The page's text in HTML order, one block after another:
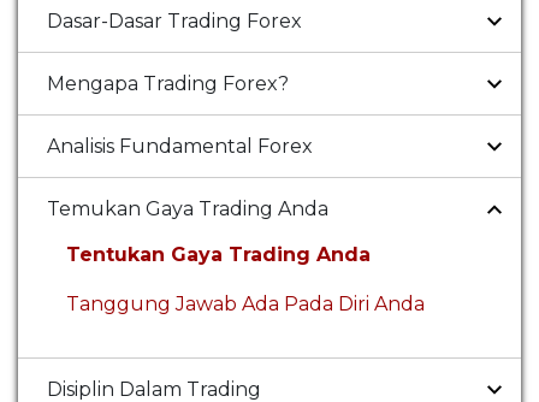
Dasar-Dasar Trading Forex
Mengapa Trading Forex?
Analisis Fundamental Forex
Temukan Gaya Trading Anda
Tentukan Gaya Trading Anda
Tanggung Jawab Ada Pada Diri Anda
Disiplin Dalam Trading